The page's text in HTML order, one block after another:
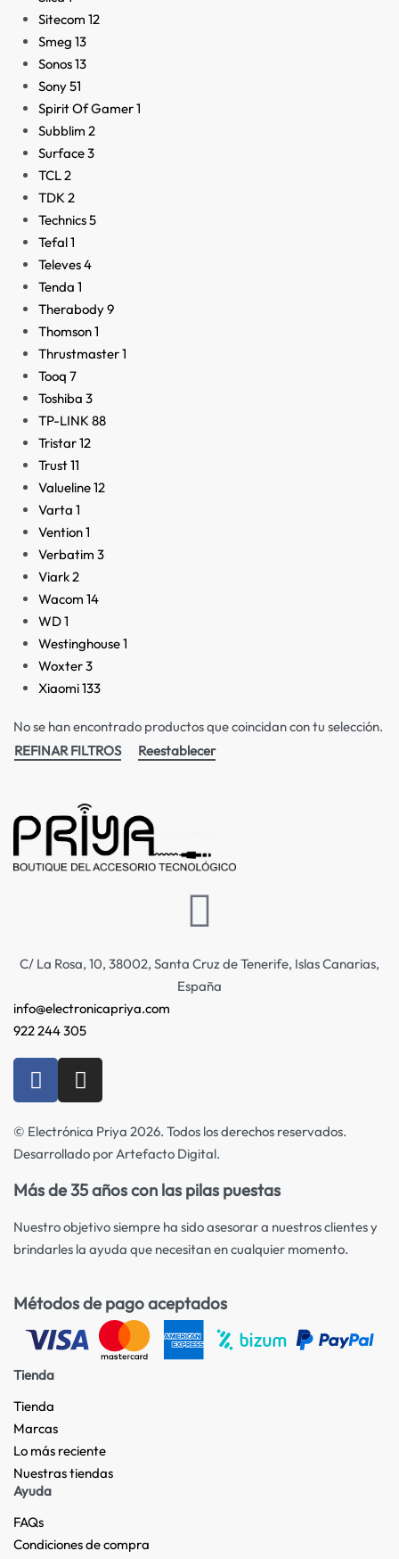
Sitecom 12
Smeg 13
Sonos13
Sony51
Spirit Of Gamer1
Subblim 2
Surface3
TCL2
TDK 2
Technics5
Tefal1
Televes4
Tenda 1
Therabody9
Thomson1
Thrustmaster1
Tooq 7
Toshiba 3
TP-LINK 88
Tristar12
Trust11
Valueline12
Varta 1
Vention1
Verbatim 3
Viark2
Wacom 14
WD1
Westinghouse1
Woxter3
Xiaomi133
No se han encontrado productos que coincidan con tu selección.
REFINAR FILTROS
Reestablecer
C/ La Rosa, 10, 38002, Santa Cruz de Tenerife, Islas Canarias,
España
info@electronicapriya.com
922 244 305
© Electrónica Priya 2026. Todos los derechos reservados.
Desarrollado por Artefacto Digital.
Más de 35 años con las pilas puestas
Nuestro objetivo siempre ha sido asesorar a nuestros clientes y
brindarles la ayuda que necesitan en cualquier momento.
Métodos de pago aceptados
Tienda
Tienda
Marcas
Lo más reciente​
Nuestras tiendas​
Ayuda
FAQs
Condiciones de compra